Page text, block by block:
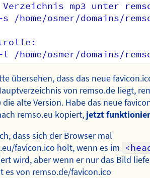
Verzeichnis mp3 unter
/home/osmer/domains/
übersehen, dass das neue
von remso.de liegt,
die alte Version. Habe das neue
remso.eu kopiert, jetzt
dass sich der Browser mal
favicon.ico holt, wenn es im
wird, aber wenn er nur das Bild
es von remso.de/favicon.ico